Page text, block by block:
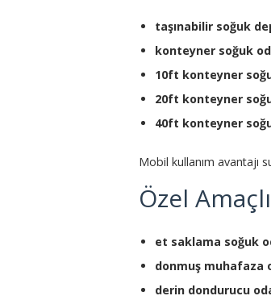
taşınabilir soğuk
konteyner soğuk
10ft konteyner
20ft konteyner
40ft konteyner
Mobil kullanım avantajı
Özel
et saklama soğuk
donmuş muhafaza
derin dondurucu